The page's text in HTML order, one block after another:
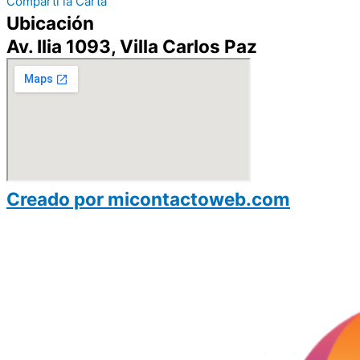
Ubicación
Av. Ilia 1093, Villa Carlos Paz
Creado por micontactoweb.com